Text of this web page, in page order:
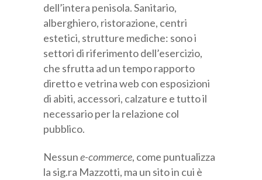
dell’intera penisola. Sanitario,
alberghiero, ristorazione, centri
estetici, strutture mediche: sono i
settori di riferimento dell’esercizio,
che sfrutta ad un tempo rapporto
diretto e vetrina web con esposizioni
di abiti, accessori, calzature e tutto il
necessario per la relazione col
pubblico.
Nessune-commerce, come puntualizza
la sig.ra Mazzotti, ma un sito in cui è